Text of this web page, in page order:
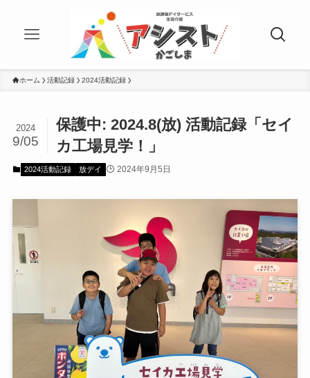
ホーム 活動記録 2024活動記録
保護中: 2024.8(放) 活動記録「セイ
カ工場見学！」
2024
9/05
2024活動記録 放デイ 2024年9月5日